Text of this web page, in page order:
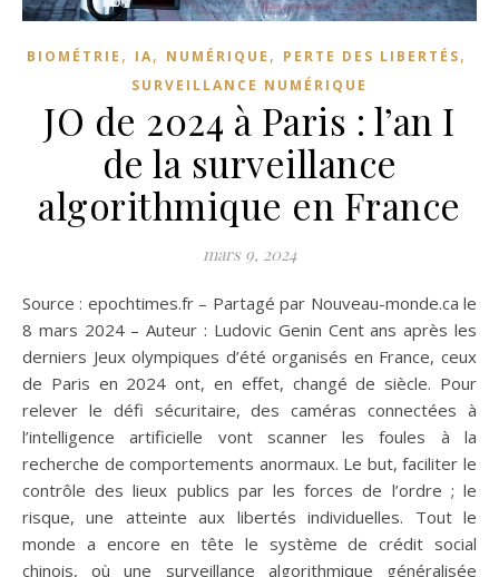
BIOMÉTRIE , IA, NUMÉRIQUE , PERTE DES LIBERTÉS,
SURVEILLANCE NUMÉRIQUE
JO de 2024 à Paris : l’an I
de la surveillance
algorithmique en France
mars 9, 2024
Source : epochtimes.fr – Partagé par Nouveau-monde.ca le
8 mars 2024 – Auteur : Ludovic Genin Cent ans après les
derniers Jeux olympiques d’été organisés en France, ceux
de Paris en 2024 ont, en effet, changé de siècle. Pour
relever le défi sécuritaire, des caméras connectées à
l’intelligence artificielle vont scanner les foules à la
recherche de comportements anormaux. Le but, faciliter le
contrôle des lieux publics par les forces de l’ordre ; le
risque, une atteinte aux libertés individuelles. Tout le
monde a encore en tête le système de crédit social
chinois, où une surveillance algorithmique généralisée